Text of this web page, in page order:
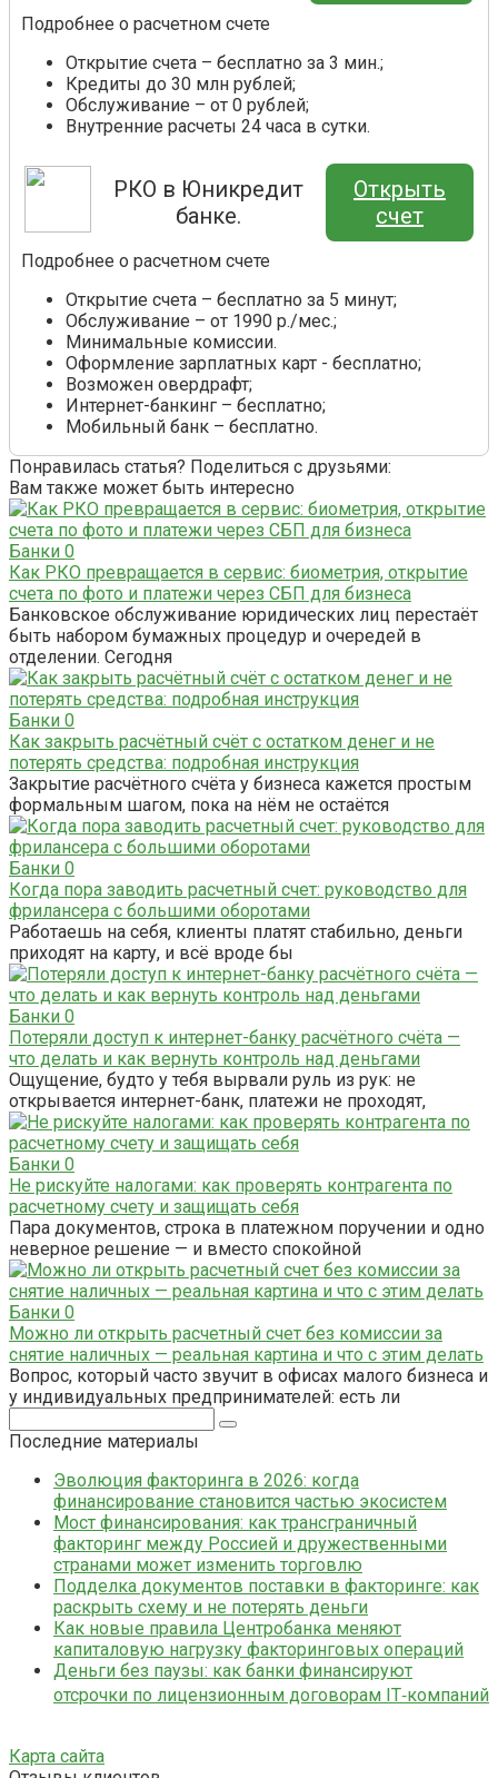
Подробнее о расчетном счете
Открытие счета – бесплатно за 3 мин.;
Кредиты до 30 млн рублей;
Обслуживание – от 0 рублей;
Внутренние расчеты 24 часа в сутки.
РКО в Юникредит
банке.
Открыть
счет
Подробнее о расчетном счете
Открытие счета – бесплатно за 5 минут;
Обслуживание – от 1990 р./мес.;
Минимальные комиссии.
Оформление зарплатных карт - бесплатно;
Возможен овердрафт;
Интернет-банкинг – бесплатно;
Мобильный банк – бесплатно.
Понравилась статья? Поделиться с друзьями:
Вам также может быть интересно
Банки 0
Как РКО превращается в сервис: биометрия, открытие
счета по фото и платежи через СБП для бизнеса
Банковское обслуживание юридических лиц перестаёт
быть набором бумажных процедур и очередей в
отделении. Сегодня
Банки 0
Как закрыть расчётный счёт с остатком денег и не
потерять средства: подробная инструкция
Закрытие расчётного счёта у бизнеса кажется простым
формальным шагом, пока на нём не остаётся
Банки 0
Когда пора заводить расчетный счет: руководство для
фрилансера с большими оборотами
Работаешь на себя, клиенты платят стабильно, деньги
приходят на карту, и всё вроде бы
Банки 0
Потеряли доступ к интернет-банку расчётного счёта —
что делать и как вернуть контроль над деньгами
Ощущение, будто у тебя вырвали руль из рук: не
открывается интернет-банк, платежи не проходят,
Банки 0
Не рискуйте налогами: как проверять контрагента по
расчетному счету и защищать себя
Пара документов, строка в платежном поручении и одно
неверное решение — и вместо спокойной
Банки 0
Можно ли открыть расчетный счет без комиссии за
снятие наличных — реальная картина и что с этим делать
Вопрос, который часто звучит в офисах малого бизнеса и
у индивидуальных предпринимателей: есть ли
Последние материалы
Эволюция факторинга в 2026: когда
финансирование становится частью экосистем
Мост финансирования: как трансграничный
факторинг между Россией и дружественными
странами может изменить торговлю
Подделка документов поставки в факторинге: как
раскрыть схему и не потерять деньги
Как новые правила Центробанка меняют
капиталовую нагрузку факторинговых операций
Деньги без паузы: как банки финансируют
отсрочки по лицензионным договорам IT‑компаний
Карта сайта